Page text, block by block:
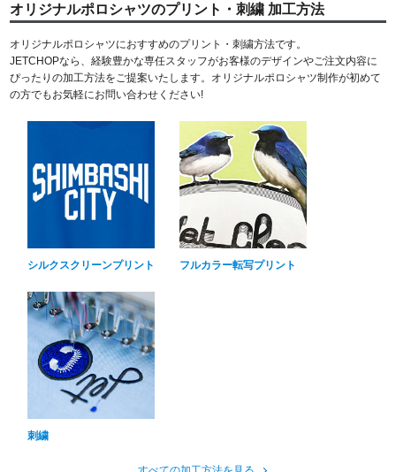
オリジナルポロシャツのプリント・刺繍 加工方法
オリジナルポロシャツにおすすめのプリント・刺繍方法です。
JETCHOPなら、経験豊かな専任スタッフがお客様のデザインやご注文内容に
ぴったりの加工方法をご提案いたします。オリジナルポロシャツ制作が初めて
の方でもお気軽にお問い合わせください!
シルクスクリーンプリント フルカラー転写プリント
刺繍